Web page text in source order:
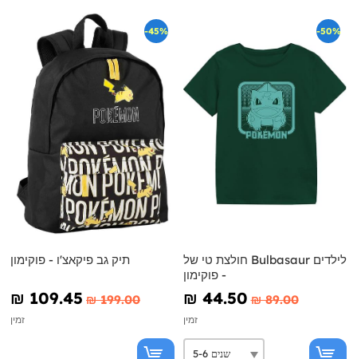
-45%
תיק גב פיקאצ'ו - פוקימון
₪‎ 109.45 ₪‎ 199.00
זמין
-50%
חולצת טי של Bulbasaur לילדים
- פוקימון
₪‎ 44.50 ₪‎ 89.00
זמין